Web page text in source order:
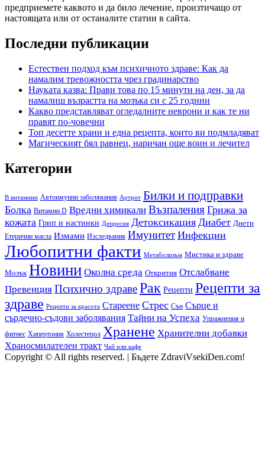
предприемете каквото и да било лечение, произтичащо от
настоящата или от останалите статии в сайта.
Последни публикации
Естествен подход към психичното здраве: Как да
намалим тревожността чрез градинарство
Науката казва: Прави това по 15 минути на ден, за да
намалиш възрастта на мозъка си с 25 години
Какво представляват огледалните неврони и как те ни
правят по-човечни
Топ десетте храни и една рецепта, които ви подмладяват
Магическият бял равнец, наричан още воин и лечител
Категории
B витамини Автоимунни заболявания Артрит Билки и подправки
Болка Витамин D Вредни химикали Възпаления Грижа за
кожата Грип и настинки Депресия Детоксикация Диабет Диети
Етерични масла Измами Изследвания Имунитет Инфекции
Любопитни факти Метаболизъм Мистика и здраве
Мозък Новини Околна среда Открития Отслабване
Превенция Психично здравеРак Рецепти Рецепти за
здраве Рецепти за красота Стареене Стрес Сън Сърце и
сърдечно-съдови заболявания Тайни на Успеха Упражнения и
фитнес Хипертония Холестерол Хранене Хранителни добавки
Храносмилателен тракт Чай или кафе
Copyright © All rights reserved. | Бъдете ZdraviVsekiDen.com!